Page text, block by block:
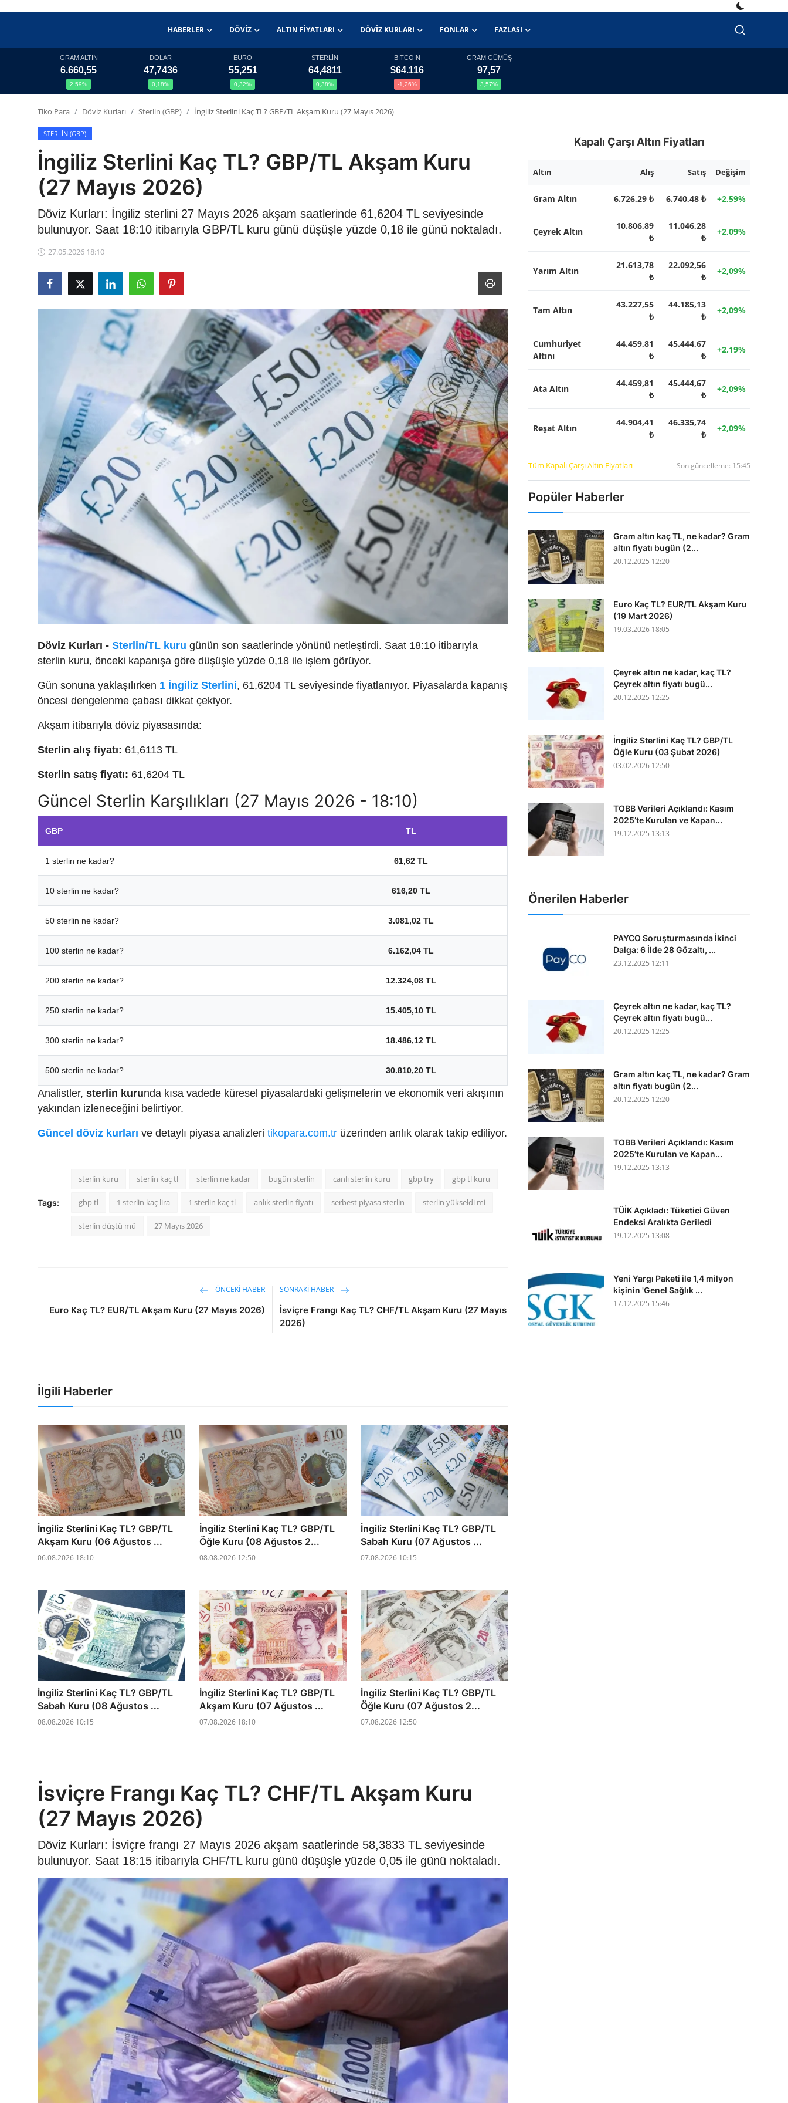
HABERLER DÖVIZ ALTIN FIYATLARI DÖVIZ KURLARI FONLAR FAZLASI
Altın Fiyatları
Döviz Kurları
Kripto Paralar
Çeviriciler
TCMB Kurları
GRAM ALTIN
6.660,55
2,59%
DOLAR
47,7436
0,18%
EURO
55,251
0,32%
STERLİN
64,4811
0,38%
BITCOIN
$64.116
-1,26%
GRAM GÜMÜŞ
97,57
3,57%
Tiko Para Döviz Kurları Sterlin (GBP) İngiliz Sterlini Kaç TL? GBP/TL Akşam Kuru (27 Mayıs 2026)
STERLIN (GBP)
İngiliz Sterlini Kaç TL? GBP/TL Akşam Kuru
(27 Mayıs 2026)
Döviz Kurları: İngiliz sterlini 27 Mayıs 2026 akşam saatlerinde 61,6204 TL seviyesinde
bulunuyor. Saat 18:10 itibarıyla GBP/TL kuru günü düşüşle yüzde 0,18 ile günü noktaladı.
27.05.2026 18:10
Döviz Kurları - Sterlin/TL kuru günün son saatlerinde yönünü netleştirdi. Saat 18:10 itibarıyla
sterlin kuru, önceki kapanışa göre düşüşle yüzde 0,18 ile işlem görüyor.
Gün sonuna yaklaşılırken 1 İngiliz Sterlini, 61,6204 TL seviyesinde fiyatlanıyor. Piyasalarda kapanış
öncesi dengelenme çabası dikkat çekiyor.
Akşam itibarıyla döviz piyasasında:
Sterlin alış fiyatı: 61,6113 TL
Sterlin satış fiyatı: 61,6204 TL
Güncel Sterlin Karşılıkları (27 Mayıs 2026 - 18:10)
GBP TL
1 sterlin ne kadar? 61,62 TL
10 sterlin ne kadar? 616,20 TL
50 sterlin ne kadar? 3.081,02 TL
100 sterlin ne kadar? 6.162,04 TL
200 sterlin ne kadar? 12.324,08 TL
250 sterlin ne kadar? 15.405,10 TL
300 sterlin ne kadar? 18.486,12 TL
500 sterlin ne kadar? 30.810,20 TL
Analistler, sterlin kurunda kısa vadede küresel piyasalardaki gelişmelerin ve ekonomik veri akışının
yakından izleneceğini belirtiyor.
Güncel döviz kurları ve detaylı piyasa analizleri tikopara.com.tr üzerinden anlık olarak takip ediliyor.
Tags:
sterlin kuru sterlin kaç tl sterlin ne kadar bugün sterlin canlı sterlin kuru gbp try gbp tl kuru
gbp tl 1 sterlin kaç lira 1 sterlin kaç tl anlık sterlin fiyatı serbest piyasa sterlin sterlin yükseldi mi
sterlin düştü mü 27 Mayıs 2026
ÖNCEKI HABER
Euro Kaç TL? EUR/TL Akşam Kuru (27 Mayıs 2026)
SONRAKI HABER
İsviçre Frangı Kaç TL? CHF/TL Akşam Kuru (27 Mayıs
2026)
İlgili Haberler
İngiliz Sterlini Kaç TL? GBP/TL
Akşam Kuru (06 Ağustos ...
06.08.2026 18:10
İngiliz Sterlini Kaç TL? GBP/TL
Öğle Kuru (08 Ağustos 2...
08.08.2026 12:50
İngiliz Sterlini Kaç TL? GBP/TL
Sabah Kuru (07 Ağustos ...
07.08.2026 10:15
İngiliz Sterlini Kaç TL? GBP/TL
Sabah Kuru (08 Ağustos ...
08.08.2026 10:15
İngiliz Sterlini Kaç TL? GBP/TL
Akşam Kuru (07 Ağustos ...
07.08.2026 18:10
İngiliz Sterlini Kaç TL? GBP/TL
Öğle Kuru (07 Ağustos 2...
07.08.2026 12:50
İsviçre Frangı Kaç TL? CHF/TL Akşam Kuru
(27 Mayıs 2026)
Döviz Kurları: İsviçre frangı 27 Mayıs 2026 akşam saatlerinde 58,3833 TL seviyesinde
bulunuyor. Saat 18:15 itibarıyla CHF/TL kuru günü düşüşle yüzde 0,05 ile günü noktaladı.
Kapalı Çarşı Altın Fiyatları
Altın Alış Satış Değişim
Gram Altın 6.726,29 ₺ 6.740,48 ₺ +2,59%
Çeyrek Altın
10.806,89
₺
11.046,28
₺
+2,09%
Yarım Altın
21.613,78
₺
22.092,56
₺
+2,09%
Tam Altın
43.227,55
₺
44.185,13
₺
+2,09%
Cumhuriyet
Altını
44.459,81
₺
45.444,67
₺
+2,19%
Ata Altın
44.459,81
₺
45.444,67
₺
+2,09%
Reşat Altın
44.904,41
₺
46.335,74
₺
+2,09%
Tüm Kapalı Çarşı Altın Fiyatları Son güncelleme: 15:45
Popüler Haberler
Gram altın kaç TL, ne kadar? Gram
altın fiyatı bugün (2...
20.12.2025 12:20
Euro Kaç TL? EUR/TL Akşam Kuru
(19 Mart 2026)
19.03.2026 18:05
Çeyrek altın ne kadar, kaç TL?
Çeyrek altın fiyatı bugü...
20.12.2025 12:25
İngiliz Sterlini Kaç TL? GBP/TL
Öğle Kuru (03 Şubat 2026)
03.02.2026 12:50
TOBB Verileri Açıklandı: Kasım
2025’te Kurulan ve Kapan...
19.12.2025 13:13
Önerilen Haberler
PAYCO Soruşturmasında İkinci
Dalga: 6 İlde 28 Gözaltı, ...
23.12.2025 12:11
Çeyrek altın ne kadar, kaç TL?
Çeyrek altın fiyatı bugü...
20.12.2025 12:25
Gram altın kaç TL, ne kadar? Gram
altın fiyatı bugün (2...
20.12.2025 12:20
TOBB Verileri Açıklandı: Kasım
2025’te Kurulan ve Kapan...
19.12.2025 13:13
TÜİK Açıkladı: Tüketici Güven
Endeksi Aralıkta Geriledi
19.12.2025 13:08
Yeni Yargı Paketi ile 1,4 milyon
kişinin 'Genel Sağlık ...
17.12.2025 15:46